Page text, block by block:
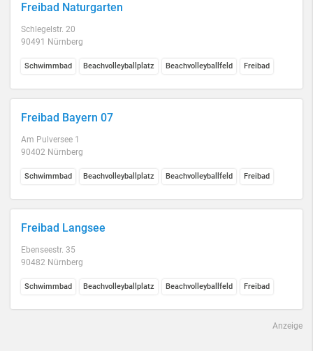
Freibad Naturgarten
Schlegelstr. 20
90491 Nürnberg
Schwimmbad Beachvolleyballplatz Beachvolleyballfeld Freibad
Freibad Bayern 07
Am Pulversee 1
90402 Nürnberg
Schwimmbad Beachvolleyballplatz Beachvolleyballfeld Freibad
Freibad Langsee
Ebenseestr. 35
90482 Nürnberg
Schwimmbad Beachvolleyballplatz Beachvolleyballfeld Freibad
Anzeige